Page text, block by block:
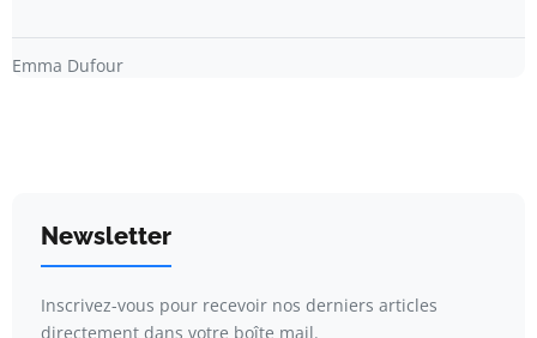
Emma Dufour
Newsletter
Inscrivez-vous pour recevoir nos derniers articles
directement dans votre boîte mail.